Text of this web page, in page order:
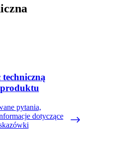
produktu
pytania,
dotyczące